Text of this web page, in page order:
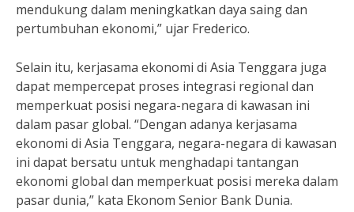
mendukung dalam meningkatkan daya saing dan
pertumbuhan ekonomi,” ujar Frederico.
Selain itu, kerjasama ekonomi di Asia Tenggara juga
dapat mempercepat proses integrasi regional dan
memperkuat posisi negara-negara di kawasan ini
dalam pasar global. “Dengan adanya kerjasama
ekonomi di Asia Tenggara, negara-negara di kawasan
ini dapat bersatu untuk menghadapi tantangan
ekonomi global dan memperkuat posisi mereka dalam
pasar dunia,” kata Ekonom Senior Bank Dunia.